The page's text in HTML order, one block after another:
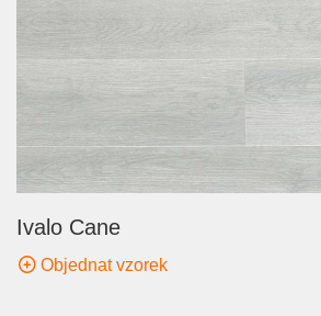
Ivalo Cane
Objednat vzorek